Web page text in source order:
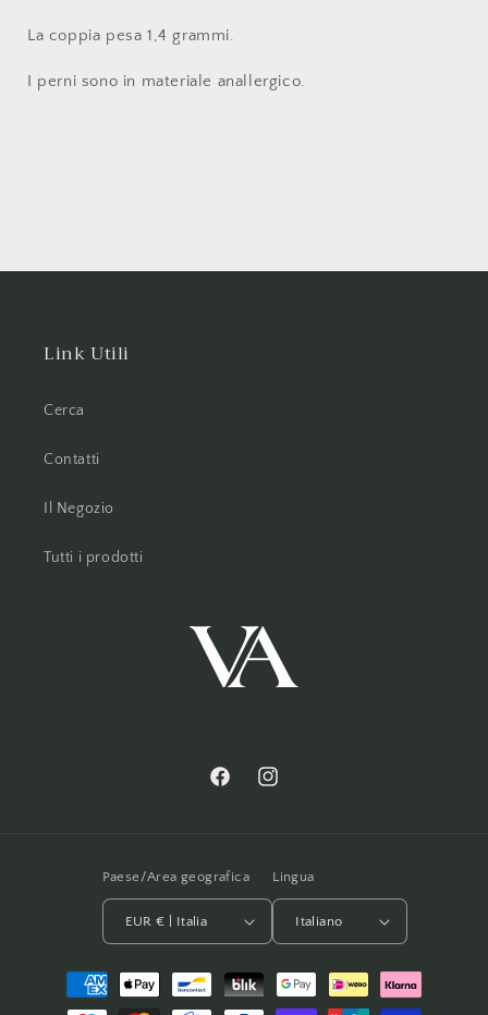
La coppia pesa 1,4 grammi.
I perni sono in materiale anallergico.
Link Utili
Cerca
Contatti
Il Negozio
Tutti i prodotti
FacebookInstagram
Paese/Area geografica
EUR € | Italia
Lingua
Italiano
Metodi